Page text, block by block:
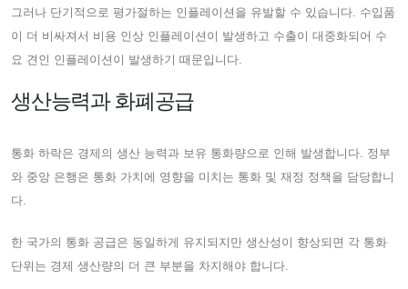
그러나 단기적으로 평가절하는 인플레이션을 유발할 수 있습니다. 수입품
이 더 비싸져서 비용 인상 인플레이션이 발생하고 수출이 대중화되어 수
요 견인 인플레이션이 발생하기 때문입니다.
생산능력과 화폐공급
통화 하락은 경제의 생산 능력과 보유 통화량으로 인해 발생합니다. 정부
와 중앙 은행은 통화 가치에 영향을 미치는 통화 및 재정 정책을 담당합니
다.
한 국가의 통화 공급은 동일하게 유지되지만 생산성이 향상되면 각 통화
단위는 경제 생산량의 더 큰 부분을 차지해야 합니다.